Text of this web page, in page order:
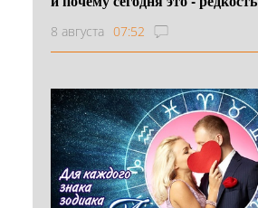
8 августа 07:52